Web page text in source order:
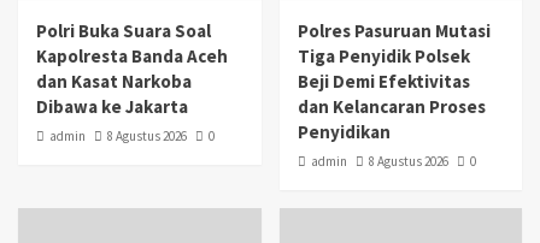
Polri Buka Suara Soal
Kapolresta Banda Aceh
dan Kasat Narkoba
Dibawa ke Jakarta
admin 8 Agustus 2026 0
Polres Pasuruan Mutasi
Tiga Penyidik Polsek
Beji Demi Efektivitas
dan Kelancaran Proses
Penyidikan
admin 8 Agustus 2026 0